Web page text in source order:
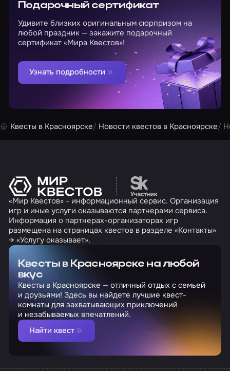
Подарочный сертификат
Удивите близких оригинальным сюрпризом на
любой праздник — закажите подарочный
сертификат «Мира Квестов»!
Узнать подробности
Квесты в Красноярске Новости квестов в Красноярске
Перейти на сайт
«Мир Квестов» - информационный сервис. Организация
игр и иные услуги оказываются партнерами сервиса.
Информация о партнерах-организаторах игр
размещена на страницах квестов в разделе «Контакты»
→ «Услугу оказывает».
Квесты в Красноярске на любой
вкус
Квесты в Красноярске — отличный отдых с семьей
и друзьями! Здесь вы найдете лучшие квест-
комнаты для захватывающих приключений
и незабываемых впечатлений.
Найти квест